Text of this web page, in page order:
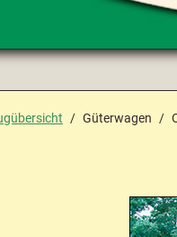
Güterwagen